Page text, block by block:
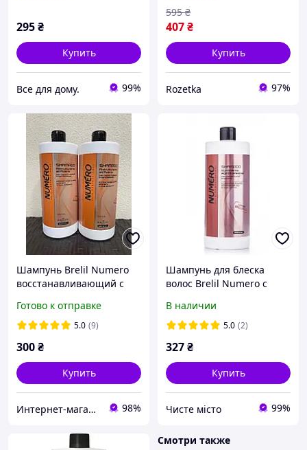
295₴
Купить
Все для дому. 99%
407₴
595 ₴
Купить
Rozetka 97%
Шампунь Brelil Numero
восстанавливающий с
Готово к отправке
5.0 (9)
300₴
Купить
Интернет-магазин «Premium nail» 98%
Шампунь для блеска
волос Brelil Numero с
В наличии
5.0 (2)
327₴
Купить
Чисте місто 99%
Смотри также